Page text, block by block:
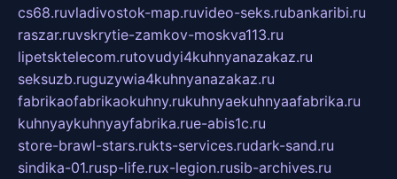
cs68.ruvladivostok-map.ruvideo-seks.rubankaribi.ru
raszar.ruvskrytie-zamkov-moskva113.ru
lipetsktelecom.rutovudyi4kuhnyanazakaz.ru
seksuzb.ruguzywia4kuhnyanazakaz.ru
fabrikaofabrikaokuhny.rukuhnyaekuhnyaafabrika.ru
kuhnyaykuhnyayfabrika.rue-abis1c.ru
store-brawl-stars.rukts-services.rudark-sand.ru
sindika-01.rusp-life.rux-legion.rusib-archives.ru